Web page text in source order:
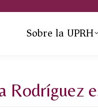
Sobre la UPRH
Rodríguez